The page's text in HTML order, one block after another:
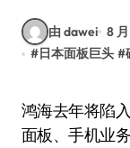
由 dawei 8
#日本面板巨头 #
鸿海去年将陷入经营危机的夏普纳入旗下，随后，
面板、手机业